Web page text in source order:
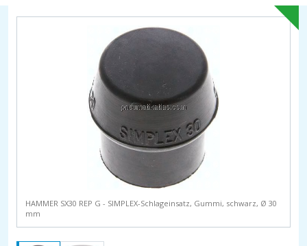
HAMMER SX30 REP G - SIMPLEX-Schlageinsatz, Gummi, schwarz, Ø 30
mm